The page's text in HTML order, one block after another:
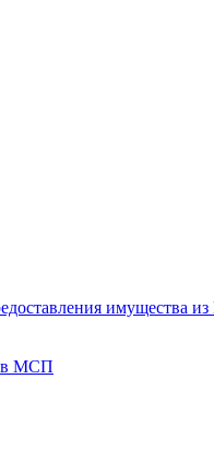
имущества
МСП